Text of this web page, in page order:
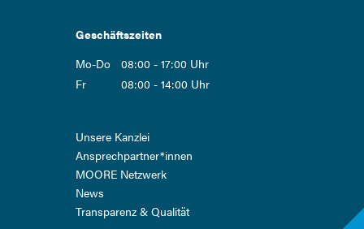
Geschäftszeiten
Mo-Do
08:00 - 17:00 Uhr
Fr
08:00 - 14:00 Uhr
Navigation
überspringen
Unsere Kanzlei
Ansprech­partner*innen
MOORE Netzwerk
News
Transparenz & Qualität